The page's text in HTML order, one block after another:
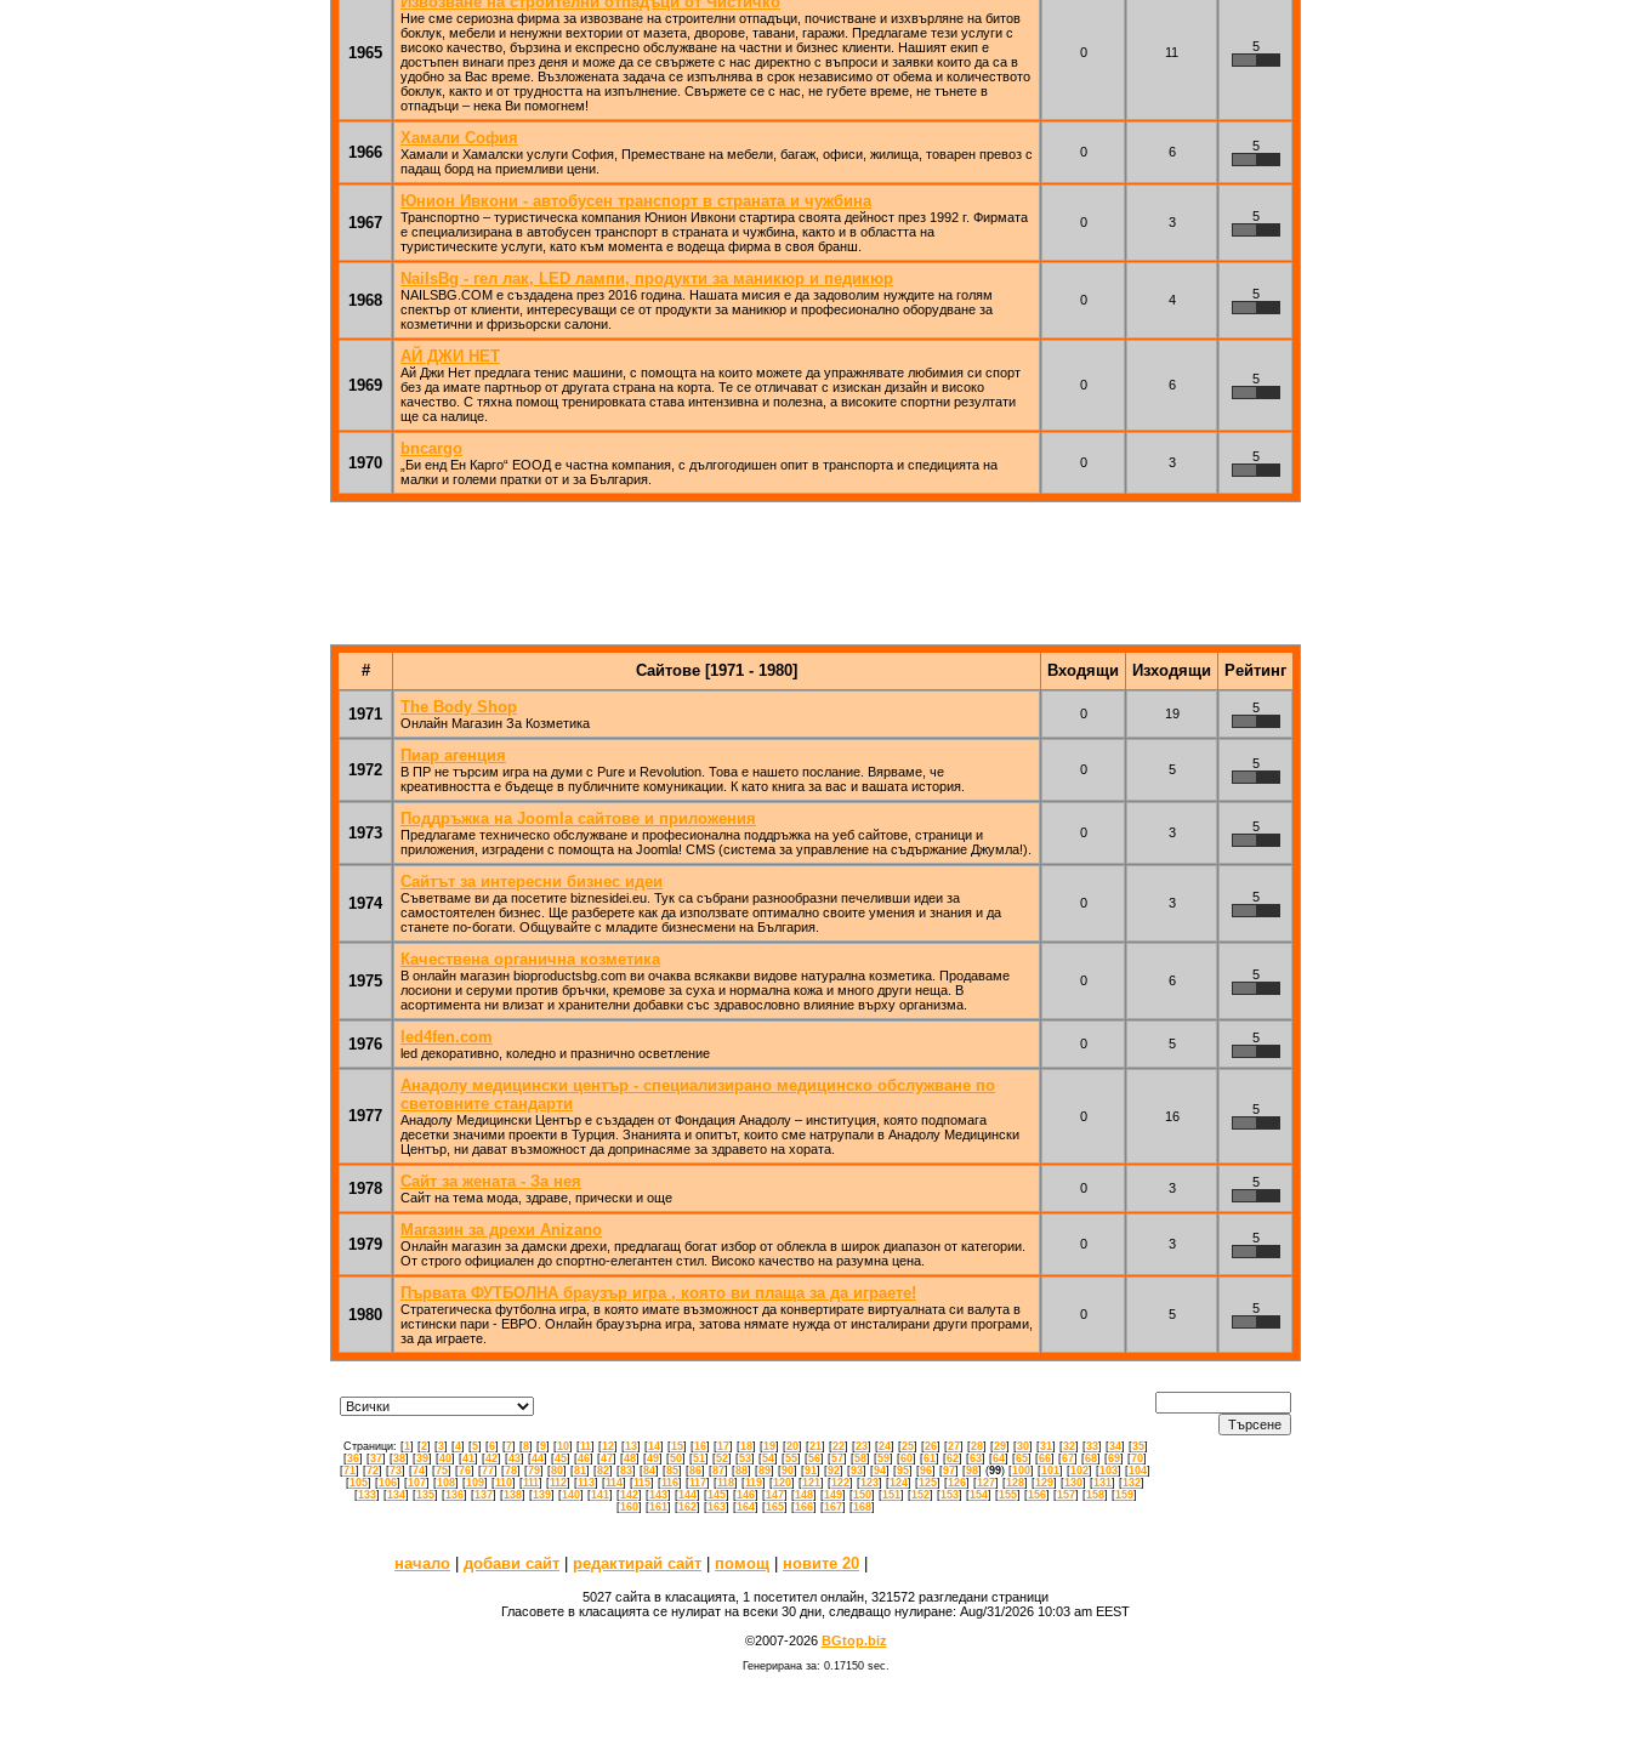
1965
Ние сме сериозна фирма за извозване на строителни отпадъци, почистване и изхвърляне на битов
боклук, мебели и ненужни вехтории от мазета, дворове, тавани, гаражи. Предлагаме тези услуги с
високо качество, бързина и експресно обслужване на частни и бизнес клиенти. Нашият екип е
достъпен винаги през деня и може да се свържете с нас директно с въпроси и заявки които да са в
удобно за Вас време. Възложената задача се изпълнява в срок независимо от обема и количеството
боклук, както и от трудността на изпълнение. Свържете се с нас, не губете време, не тънете в
отпадъци – нека Ви помогнем!
0 11 5
1966
Хамали София
Хамали и Хамалски услуги София, Преместване на мебели, багаж, офиси, жилища, товарен превоз с
падащ борд на приемливи цени.
0 6 5
1967
Юнион Ивкони - автобусен транспорт в страната и чужбина
Транспортно – туристическа компания Юнион Ивкони стартира своята дейност през 1992 г. Фирмата
е специализирана в автобусен транспорт в страната и чужбина, както и в областта на
туристическите услуги, като към момента е водеща фирма в своя бранш.
0 3 5
1968
NailsBg - гел лак, LED лампи, продукти за маникюр и педикюр
NAILSBG.COM е създадена през 2016 година. Нашата мисия е да задоволим нуждите на голям
спектър от клиенти, интересуващи се от продукти за маникюр и професионално оборудване за
козметични и фризьорски салони.
0 4 5
1969
АЙ ДЖИ НЕТ
Ай Джи Нет предлага тенис машини, с помощта на които можете да упражнявате любимия си спорт
без да имате партньор от другата страна на корта. Те се отличават с изискан дизайн и високо
качество. С тяхна помощ тренировката става интензивна и полезна, а високите спортни резултати
ще са налице.
0 6 5
1970
bncargo
„Би енд Ен Карго“ ЕООД е частна компания, с дългогодишен опит в транспорта и спедицията на
малки и големи пратки от и за България.
0 3 5
# Сайтове [1971 - 1980] Входящи Изходящи Рейтинг
1971 The Body Shop
Онлайн Магазин За Козметика
0 19 5
1972
Пиар агенция
В ПР не търсим игра на думи с Pure и Revolution. Това е нашето послание. Вярваме, че
креативността е бъдеще в публичните комуникации. К като книга за вас и вашата история.
0 5 5
1973
Поддръжка на Joomla сайтове и приложения
Предлагаме техническо обслужване и професионална поддръжка на уеб сайтове, страници и
приложения, изградени с помощта на Joomla! CMS (система за управление на съдържание Джумла!).
0 3 5
1974
Сайтът за интересни бизнес идеи
Съветваме ви да посетите biznesidei.eu. Тук са събрани разнообразни печеливши идеи за
самостоятелен бизнес. Ще разберете как да използвате оптимално своите умения и знания и да
станете по-богати. Общувайте с младите бизнесмени на България.
0 3 5
1975
Качествена органична козметика
В онлайн магазин bioproductsbg.com ви очаква всякакви видове натурална козметика. Продаваме
лосиони и серуми против бръчки, кремове за суха и нормална кожа и много други неща. В
асортимента ни влизат и хранителни добавки със здравословно влияние върху организма.
0 6 5
1976 led4fen.com
led декоративно, коледно и празнично осветление
0 5 5
1977
Анадолу медицински център - специализирано медицинско обслужване по
световните стандарти
Анадолу Медицински Център е създаден от Фондация Анадолу – институция, която подпомага
десетки значими проекти в Турция. Знанията и опитът, които сме натрупали в Анадолу Медицински
Център, ни дават възможност да допринасяме за здравето на хората.
0 16 5
1978 Сайт за жената - За нея
Сайт на тема мода, здраве, прически и още
0 3 5
1979
Магазин за дрехи Anizano
Онлайн магазин за дамски дрехи, предлагащ богат избор от облекла в широк диапазон от категории.
От строго официален до спортно-елегантен стил. Високо качество на разумна цена.
0 3 5
1980
Първата ФУТБОЛНА браузър игра , която ви плаща за да играете!
Стратегическа футболна игра, в която имате възможност да конвертирате виртуалната си валута в
истински пари - ЕВРО. Онлайн браузърна игра, затова нямате нужда от инсталирани други програми,
за да играете.
0 5 5
Страници: [1 ] [2] [3] [4] [5] [6] [7] [8] [9] [10] [11 ] [12] [13] [14] [15] [16] [17] [18] [19] [20] [21 ] [22] [23] [24] [25] [26] [27] [28] [29] [30] [31 ] [32] [33] [34] [35]
[36] [37] [38] [39] [40] [41 ] [42] [43] [44] [45] [46] [47] [48] [49] [50] [51 ] [52] [53] [54] [55] [56] [57] [58] [59] [60] [61 ] [62] [63] [64] [65] [66] [67] [68] [69] [70]
[71 ] [72] [73] [74] [75] [76] [77] [78] [79] [80] [81 ] [82] [83] [84] [85] [86] [87] [88] [89] [90] [91 ] [92] [93] [94] [95] [96] [97] [98] (99) [100] [101 ] [102] [103] [104]
[105] [106] [107] [108] [109] [110] [111 ] [112] [113] [114] [115] [116] [117] [118] [119] [120] [121 ] [122] [123] [124] [125] [126] [127] [128] [129] [130] [131 ] [132]
[133] [134] [135] [136] [137] [138] [139] [140] [141 ] [142] [143] [144] [145] [146] [147] [148] [149] [150] [151 ] [152] [153] [154] [155] [156] [157] [158] [159]
[160] [161 ] [162] [163] [164] [165] [166] [167] [168]
начало | добави сайт | редактирай сайт | помощ | новите 20 |
5027 сайта в класацията, 1 посетител онлайн, 321572 разгледани страници
Гласовете в класацията се нулират на всеки 30 дни, следващо нулиране: Aug/31/2026 10:03 am EEST
©2007-2026 BGtop.biz
Генерирана за: 0.17150 sec.